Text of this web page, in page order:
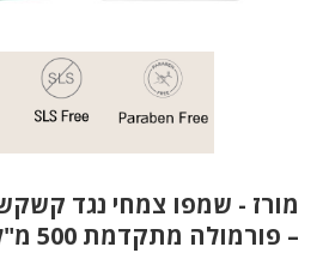
מורז - שמפו צמחי נגד
– פורמולה מתקדמת 500 מ"ל